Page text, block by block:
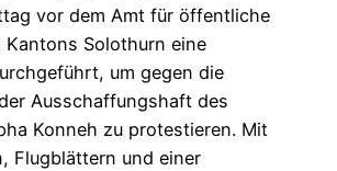
vor dem Amt für öffentliche
Kantons Solothurn eine
um gegen die
Ausschaffungshaft des
Konneh zu protestieren. Mit
Flugblättern und einer